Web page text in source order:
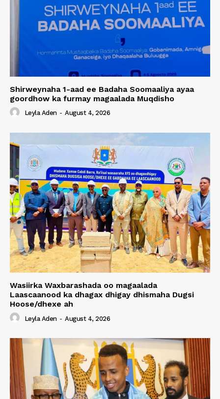
Shirweynaha 1-aad ee Badaha Soomaaliya ayaa
goordhow ka furmay magaalada Muqdisho
Leyla Aden - August 4, 2026
Wasiirka Waxbarashada oo magaalada
Laascaanood ka dhagax dhigay dhismaha Dugsi
Hoose/dhexe ah
Leyla Aden - August 4, 2026